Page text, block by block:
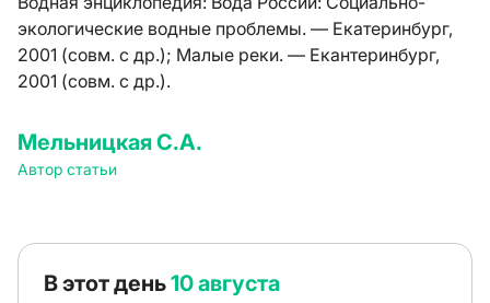
экологические водные проблемы. — Екатеринбург,
2001 (совм. с др.); Малые реки. — Екантеринбург,
2001 (совм. с др.).
Мельницкая С.А.
Автор статьи
В этот день10 августа